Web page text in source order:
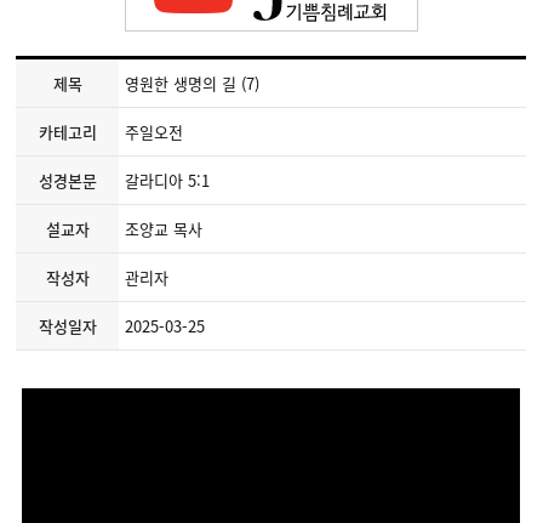
제목 영원한 생명의 길 (7)
카테고리 주일오전
성경본문 갈라디아 5:1
설교자 조양교 목사
작성자 관리자
작성일자 2025-03-25